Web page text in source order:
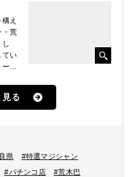
え
・荒
てい
ーで
見る
県
#特選マジシャン
#パチンコ店 #荒木巴